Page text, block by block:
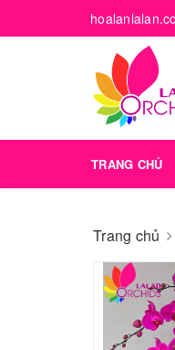
TRANG CHỦ
Trang chủ